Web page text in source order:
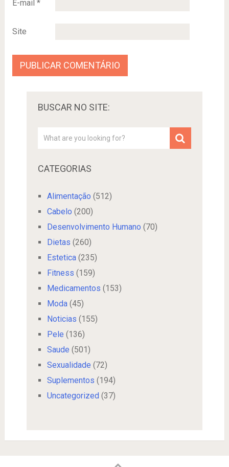
E-mail *
Site
BUSCAR NO SITE:
CATEGORIAS
Alimentação (512)
Cabelo (200)
Desenvolvimento Humano (70)
Dietas (260)
Estetica(235)
Fitness (159)
Medicamentos (153)
Moda(45)
Noticias (155)
Pele (136)
Saude (501)
Sexualidade (72)
Suplementos (194)
Uncategorized (37)